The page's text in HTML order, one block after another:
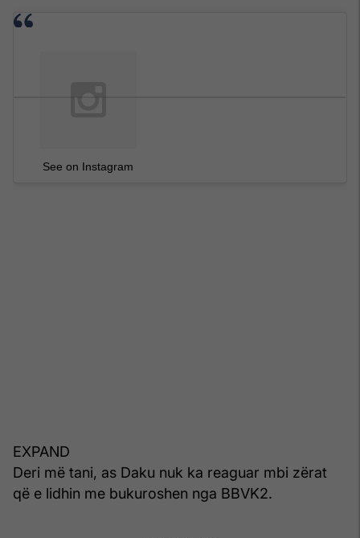
See on Instagram
EXPAND
Deri më tani, as Daku nuk ka reaguar mbi zërat
që e lidhin me bukuroshen nga BBVK2.